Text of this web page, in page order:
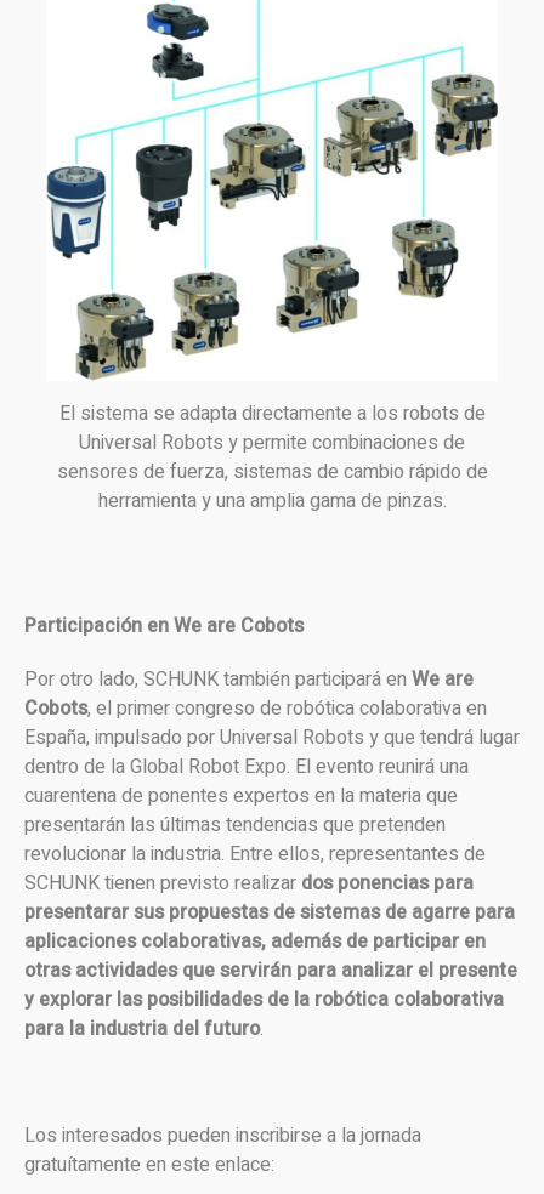
El sistema se adapta directamente a los robots de
Universal Robots y permite combinaciones de
sensores de fuerza, sistemas de cambio rápido de
herramienta y una amplia gama de pinzas.
Participación en We are Cobots
Por otro lado, SCHUNK también participará en We are
Cobots, el primer congreso de robótica colaborativa en
España, impulsado por Universal Robots y que tendrá lugar
dentro de la Global Robot Expo. El evento reunirá una
cuarentena de ponentes expertos en la materia que
presentarán las últimas tendencias que pretenden
revolucionar la industria. Entre ellos, representantes de
SCHUNK tienen previsto realizar dos ponencias para
presentarar sus propuestas de sistemas de agarre para
aplicaciones colaborativas, además de participar en
otras actividades que servirán para analizar el presente
y explorar las posibilidades de la robótica colaborativa
para la industria del futuro.
Los interesados pueden inscribirse a la jornada
gratuítamente en este enlace: